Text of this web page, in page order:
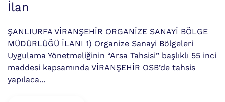
İlan
ŞANLIURFA VİRANŞEHİR ORGANİZE SANAYİ BÖLGE
MÜDÜRLÜĞÜ İLANI 1) Organize Sanayi Bölgeleri
Uygulama Yönetmeliğinin “Arsa Tahsisi” başlıklı 55 inci
maddesi kapsamında VİRANŞEHİR OSB’de tahsis
yapılaca...